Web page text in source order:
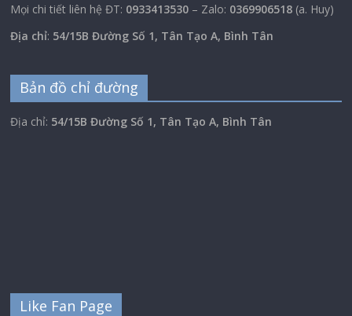
Mọi chi tiết liên hệ ĐT: 0933413530 – Zalo: 0369906518 (a. Huy)
Địa chỉ: 54/15B Đường Số 1, Tân Tạo A, Bình Tân
Bản đồ chỉ đường
Địa chỉ: 54/15B Đường Số 1, Tân Tạo A, Bình Tân
Like Fan Page